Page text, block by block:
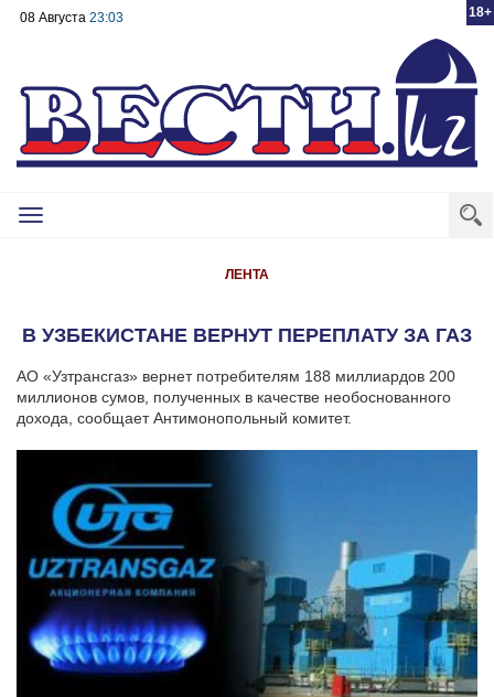
18+
08 Августа 23:03
Toggle
ЛЕНТА
В УЗБЕКИСТАНЕ ВЕРНУТ ПЕРЕПЛАТУ ЗА ГАЗ
АО «Узтрансгаз» вернет потребителям 188 миллиардов 200
миллионов сумов, полученных в качестве необоснованного
дохода, сообщает Антимонопольный комитет.